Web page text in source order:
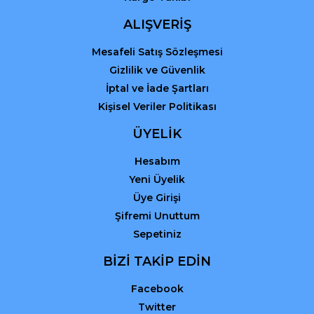
Gönder
ALIŞVERİŞ
Mesafeli Satış Sözleşmesi
Gizlilik ve Güvenlik
İptal ve İade Şartları
Kişisel Veriler Politikası
ÜYELİK
Hesabım
Yeni Üyelik
Üye Girişi
Şifremi Unuttum
Sepetiniz
BİZİ TAKİP EDİN
Facebook
Twitter